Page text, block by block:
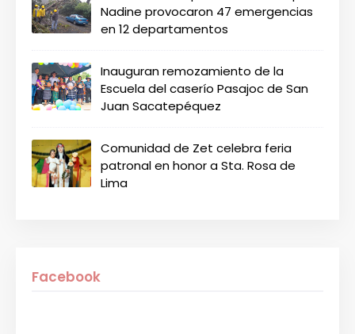
Nadine provocaron 47 emergencias
en 12 departamentos
Inauguran remozamiento de la
Escuela del caserío Pasajoc de San
Juan Sacatepéquez
Comunidad de Zet celebra feria
patronal en honor a Sta. Rosa de
Lima
Facebook